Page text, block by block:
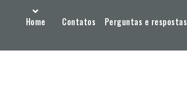
Home Contatos Perguntas e respostas